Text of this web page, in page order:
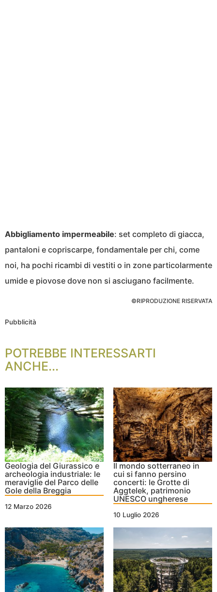
Abbigliamento impermeabile: set completo di giacca,
pantaloni e copriscarpe, fondamentale per chi, come
noi, ha pochi ricambi di vestiti o in zone particolarmente
umide e piovose dove non si asciugano facilmente.
©RIPRODUZIONE RISERVATA
Pubblicità
POTREBBE INTERESSARTI
ANCHE...
Geologia del Giurassico e
archeologia industriale: le
meraviglie del Parco delle
Gole della Breggia
12 Marzo 2026
Il mondo sotterraneo in
cui si fanno persino
concerti: le Grotte di
Aggtelek, patrimonio
UNESCO ungherese
10 Luglio 2026